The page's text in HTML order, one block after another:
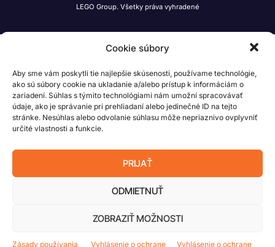
Cookie súbory
Aby sme vám poskytli tie najlepšie skúsenosti, používame technológie,
ako sú súbory cookie na ukladanie a/alebo prístup k informáciám o
zariadení. Súhlas s týmito technológiami nám umožní spracovávať
údaje, ako je správanie pri prehliadaní alebo jedinečné ID na tejto
stránke. Nesúhlas alebo odvolanie súhlasu môže nepriaznivo ovplyvniť
určité vlastnosti a funkcie.
PRIJAŤ
ODMIETNUŤ
ZOBRAZIŤ MOŽNOSTI
Zásady používania Vyhlásenie o ochrane Vyhlásenie o ochrane
LEGO Group. Všetky práva vyhradené